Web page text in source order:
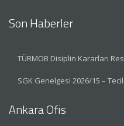
Son Haberler
TÜRMOB Disiplin Kararları
SGK Genelgesi 2026/15 –
Ankara Ofis